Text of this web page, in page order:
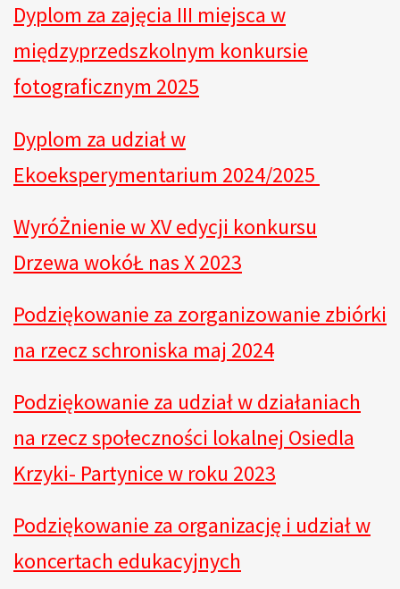
Dyplom za zajęcia III miejsca w
międzyprzedszkolnym konkursie
fotograficznym 2025
Dyplom za udział w
Ekoeksperymentarium 2024/2025
WyróŻnienie w XV edycji konkursu
Drzewa wokóŁ nasX 2023
Podziękowanie za zorganizowanie zbiórki
na rzecz schroniska maj 2024
Podziękowanie za udział w działaniach
na rzecz społeczności lokalnej Osiedla
Krzyki- Partynice w roku 2023
Podziękowanie za organizację i udział w
koncertach edukacyjnych